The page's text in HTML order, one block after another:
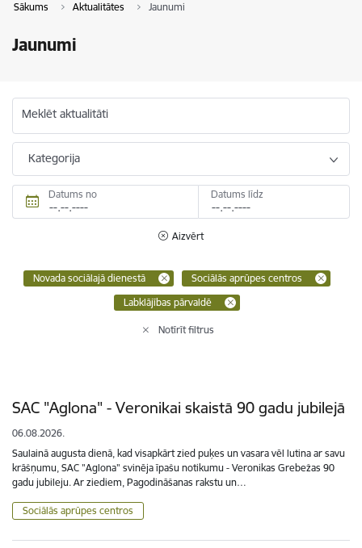
Sākums Aktualitātes Jaunumi
Jaunumi
Meklēt aktualitāti
Kategorija
Datums no Datums līdz
Aizvērt
Novada sociālajā dienestā
Sociālās aprūpes centros
Labklājības pārvaldē
Notīrīt filtrus
SAC "Aglona" - Veronikai skaistā 90 gadu jubilejā
06.08.2026.
Saulainā augusta dienā, kad visapkārt zied puķes un vasara vēl lutina ar savu
krāšņumu, SAC "Aglona" svinēja īpašu notikumu - Veronikas Grebežas 90
gadu jubileju. Ar ziediem, Pagodināšanas rakstu un…
Sociālās aprūpes centros